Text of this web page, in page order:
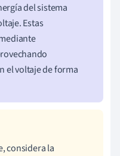
del sistema
Estas
el voltaje de forma
considera la